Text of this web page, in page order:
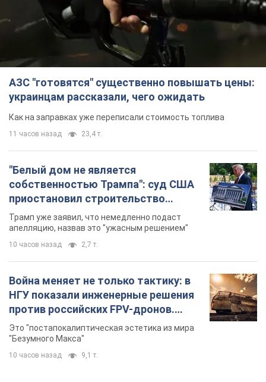
АЗС "готовятся" существенно повышать цены:
украинцам рассказали, чего ожидать
Как на заправках уже переписали стоимость топлива
11 часов назад 23,4 т.
"Белый дом не является
собственностью Трампа": суд США
приостановил строительство
бального зала стоимостью 400 млн
долларов
Трамп уже заявил, что немедленно подаст
апелляцию, назвав это "ужасным решением"
10 часов назад 2,7 т.
Война меняет не только тактику: в
НГУ показали инженерные решения
против российских FPV-дронов.
Фото
Это "постапокалиптическая эстетика из мира
"Безумного Макса"
10 часов назад 9,1 т.